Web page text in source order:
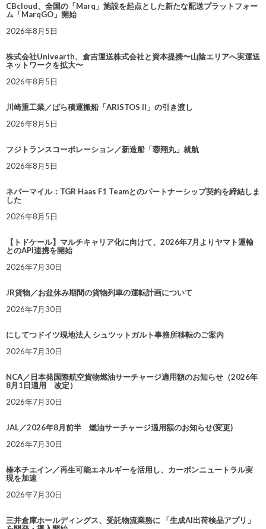
CBcloud、全国の「Marq」施設を起点とした新たな配送プラットフォー
ム「MarqGO」開始
2026年8月5日
株式会社Univearth、倉吉運送株式会社と資本提携〜山陰エリアへ実運送
ネットワークを拡大〜
2026年8月5日
川崎重工業／ばら積運搬船「ARISTOS II」の引き渡し
2026年8月5日
フジトランスコーポレーション／新造船「蓉翔丸」就航
2026年8月5日
ネバーマイル：TGR Haas F1 Teamとのパートナーシップ契約を締結しま
した
2026年8月5日
【トドケール】マルチキャリア化に向けて、2026年7月よりヤマト運輸
とのAPI連携を開始
2026年7月30日
JR貨物／お盆休み期間の貨物列車の運転計画について
2026年7月30日
にしてつドイツ現地法人 シュツットガルト事務所移転のご案内
2026年7月30日
NCA／日本発国際航空貨物燃油サーチャージ適用額のお知らせ（2026年
8月1日適用 改定）
2026年7月30日
JAL／2026年8月前半 燃油サーチャージ適用額のお知らせ(変更)
2026年7月30日
椿本チエイン／再生可能エネルギーを活用し、カーボンニュートラル実
現を加速
2026年7月30日
三井倉庫ホールディングス、受託物流業務に 「生成AI出荷検品アプリ」